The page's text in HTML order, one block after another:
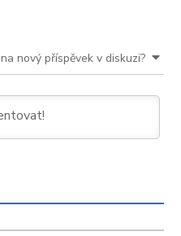
nový příspěvek v diskuzi?